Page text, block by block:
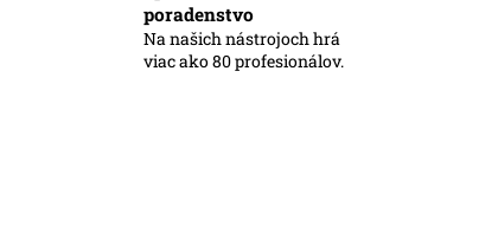
poradenstvo
Na našich nástrojoch hrá
viac ako 80 profesionálov.